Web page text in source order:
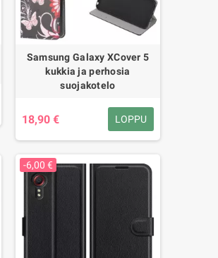
Samsung Galaxy XCover 5
kukkia ja perhosia
suojakotelo
18,90 € LOPPU
-6,00 €